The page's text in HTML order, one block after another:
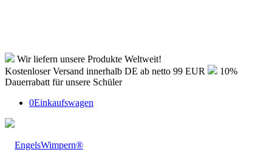
Wir liefern unsere Produkte Weltweit!
Kostenloser Versand innerhalb DE ab netto 99 EUR
10%
Dauerrabatt für unsere Schüler
0Einkaufswagen